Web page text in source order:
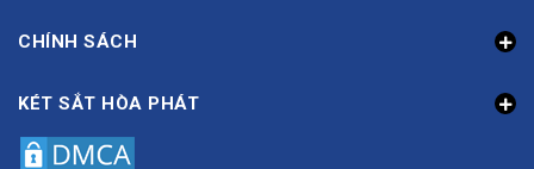
CHÍNH SÁCH
KÉT SẮT HÒA PHÁT